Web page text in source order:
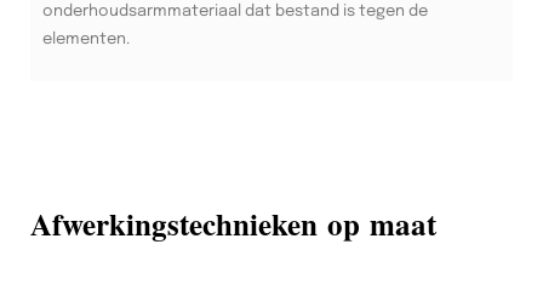
onderhoudsarmmateriaal dat bestand is tegen de
elementen.
Afwerkingstechnieken op maat